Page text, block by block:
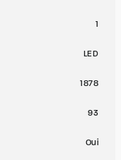
1
LED
1878
93
Oui